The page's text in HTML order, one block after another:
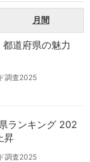
月間
道府県の魅力
調査2025
ランキング 202
昇
調査2025